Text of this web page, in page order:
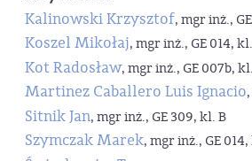
Kalinowski Krzysztof, mgr inż.,
Koszel Mikołaj, mgr inż., GE 014,
Kot Radosław, mgr inż., GE 007b,
Martinez Caballero Luis Ignacio
Sitnik Jan, mgr inż., GE 309, kl. B
Szymczak Marek, mgr inż., GE